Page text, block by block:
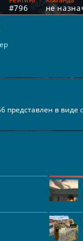
представлен в виде